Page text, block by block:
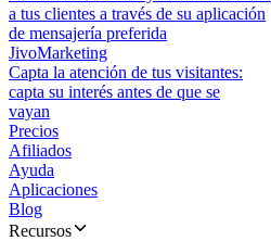
a tus clientes a través de su aplicación
de mensajería preferida
JivoMarketing
Capta la atención de tus visitantes:
capta su interés antes de que se
vayan
Precios
Afiliados
Ayuda
Aplicaciones
Blog
Recursos